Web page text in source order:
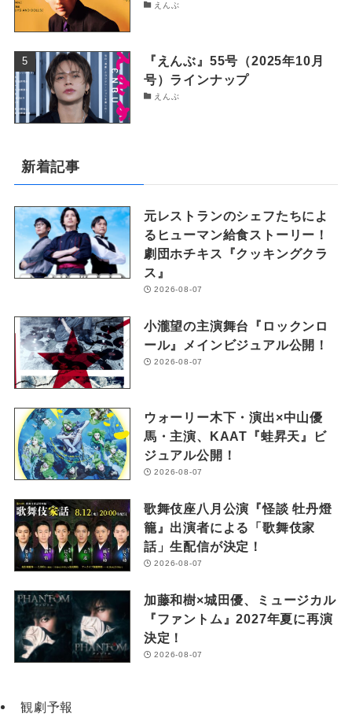
えんぶ
『えんぶ』55号（2025年10月
号）ラインナップ
えんぶ
新着記事
元レストランのシェフたちによ
るヒューマン給食ストーリー！
劇団ホチキス『クッキングクラ
ス』
2026-08-07
小瀧望の主演舞台『ロックンロ
ール』メインビジュアル公開！
2026-08-07
ウォーリー木下・演出×中山優
馬・主演、KAAT『蛙昇天』ビ
ジュアル公開！
2026-08-07
歌舞伎座八月公演『怪談 牡丹燈
籠』出演者による「歌舞伎家
話」生配信が決定！
2026-08-07
加藤和樹×城田優、ミュージカル
『ファントム』2027年夏に再演
決定！
2026-08-07
観劇予報